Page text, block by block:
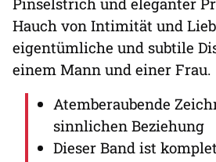
Hauch von Intimität und
eigentümliche und subtile
einem Mann und einer Frau.
Atemberaubende
sinnlichen Beziehung
Dieser Band ist